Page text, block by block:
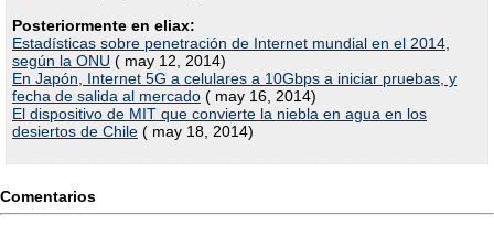
Posteriormente en eliax:
Estadísticas sobre penetración de Internet mundial en el 2014,
según la ONU ( may 12, 2014)
En Japón, Internet 5G a celulares a 10Gbps a iniciar pruebas, y
fecha de salida al mercado ( may 16, 2014)
El dispositivo de MIT que convierte la niebla en agua en los
desiertos de Chile ( may 18, 2014)
Comentarios